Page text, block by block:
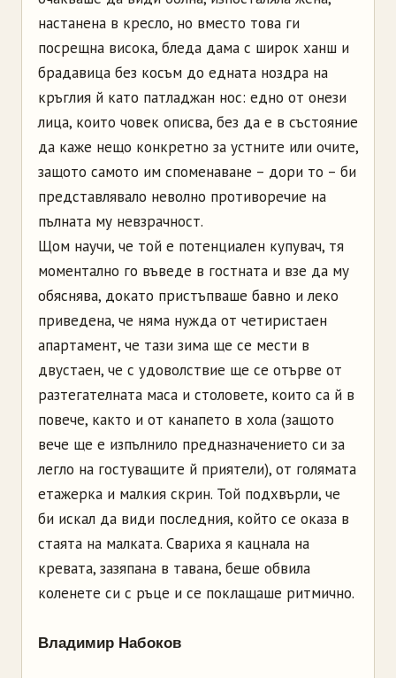
настанена в кресло, но вместо това ги
посрещна висока, бледа дама с широк ханш и
брадавица без косъм до едната ноздра на
кръглия й като патладжан нос: едно от онези
лица, които човек описва, без да е в състояние
да каже нещо конкретно за устните или очите,
защото самото им споменаване – дори то – би
представлявало неволно противоречие на
пълната му невзрачност.
Щом научи, че той е потенциален купувач, тя
моментално го въведе в гостната и взе да му
обяснява, докато пристъпваше бавно и леко
приведена, че няма нужда от четиристаен
апартамент, че тази зима ще се мести в
двустаен, че с удоволствие ще се отърве oт
разтегателната маса и столовете, които са й в
повече, както и от канапето в хола (защото
вече ще е изпълнило предназначението си за
легло на гостуващите й приятели), от голямата
етажерка и малкия скрин. Той подхвърли, че
би искал да види последния, който се оказа в
стаята на малката. Свариха я кацнала на
кревата, зазяпана в тавана, беше обвила
коленете си с ръце и се поклащаше ритмично.
Владимир Набоков